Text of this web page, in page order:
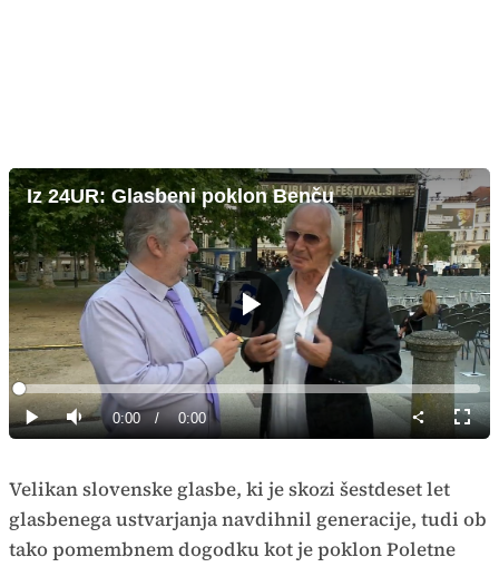
Iz 24UR: Glasbeni poklon Benču
Predvajaj
Predvajaj
Tiho Current
0:00 / Duration
0:00
Loaded:
0%
način
Velikan slovenske glasbe, ki je skozi šestdeset let
glasbenega ustvarjanja navdihnil generacije, tudi ob
tako pomembnem dogodku kot je poklon Poletne